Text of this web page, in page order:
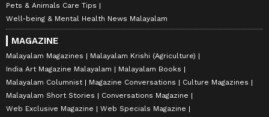
Pets & Animals Care Tips
Well-being & Mental Health News Malayalam
MAGAZINE
Malayalam Magazines
Malayalam Krishi (Agriculture)
India Art Magazine Malayalam
Malayalam Books
Malayalam Columnist
Magazine Conversations
Culture Magazines
Malayalam Short Stories
Conversations Magazine
Web Exclusive Magazine
Web Specials Magazine